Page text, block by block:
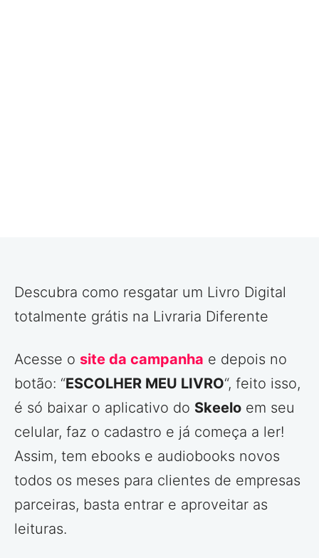
Descubra como resgatar um Livro Digital
totalmente grátis na Livraria Diferente
Acesse o site da campanha e depois no
botão: “ESCOLHER MEU LIVRO“, feito isso,
é só baixar o aplicativo do Skeelo em seu
celular, faz o cadastro e já começa a ler!
Assim, tem ebooks e audiobooks novos
todos os meses para clientes de empresas
parceiras, basta entrar e aproveitar as
leituras.